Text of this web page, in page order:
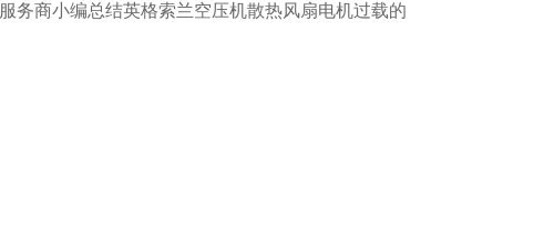
服务商小编总结英格索兰空压机散热风扇电机过载的